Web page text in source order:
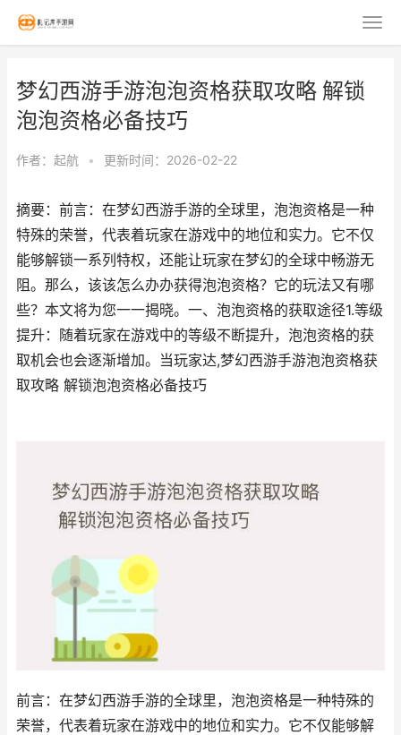
梦幻西游手游泡泡资格获取攻略 解锁
泡泡资格必备技巧
作者： 起航 • 更新时间：2026-02-22
摘要：前言：在梦幻西游手游的全球里，泡泡资格是一种
特殊的荣誉，代表着玩家在游戏中的地位和实力。它不仅
能够解锁一系列特权，还能让玩家在梦幻的全球中畅游无
阻。那么，该该怎么办办获得泡泡资格？它的玩法又有哪
些？本文将为您一一揭晓。一、泡泡资格的获取途径1.等级
提升：随着玩家在游戏中的等级不断提升，泡泡资格的获
取机会也会逐渐增加。当玩家达,梦幻西游手游泡泡资格获
取攻略 解锁泡泡资格必备技巧
前言：在梦幻西游手游的全球里，泡泡资格是一种特殊的
荣誉，代表着玩家在游戏中的地位和实力。它不仅能够解